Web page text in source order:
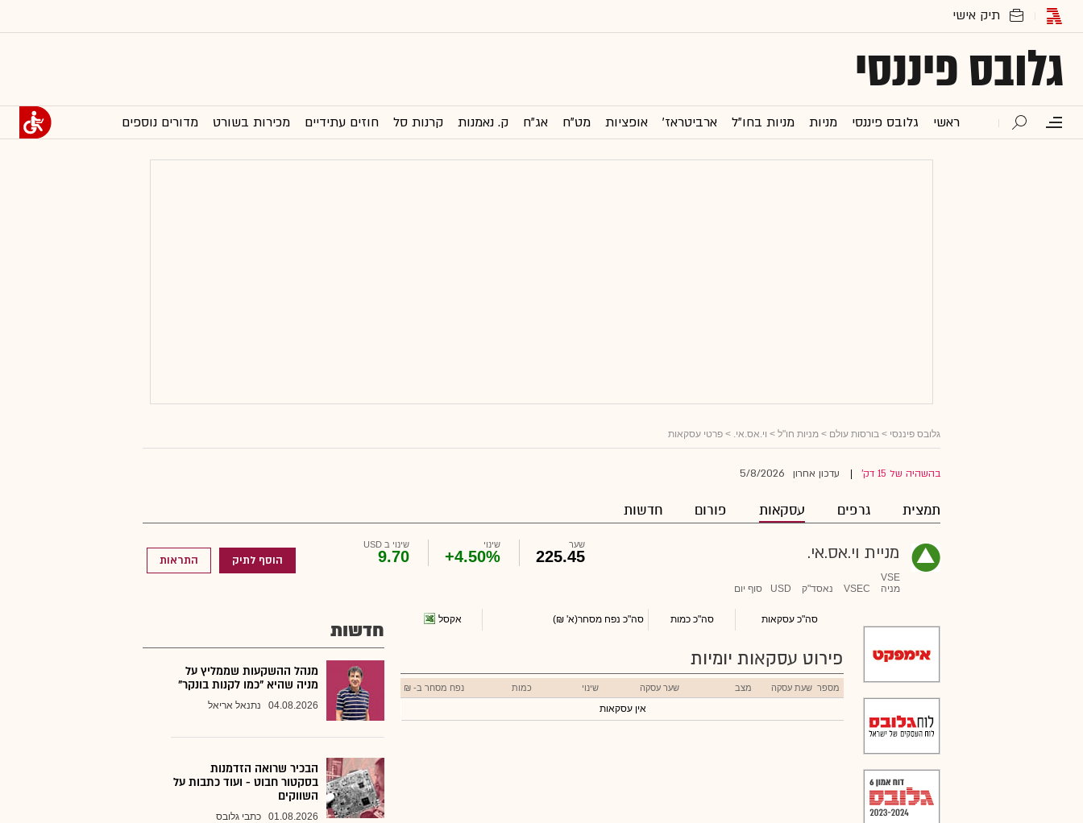
גלובס פיננסי
ראשי גלובס פיננסי מניות מניות בחו"ל ארביטראז' אופציות מט"ח אג"ח ק. נאמנות קרנות סל חוזים עתידיים מכירות בשורט מדורים נוספים
גלובס פיננסי > בורסות עולם > מניות חו"ל > וי.אס.אי. > פרטי עסקאות
בהשהיה של 15 דק' עדכון אחרון 5/8/2026
תמצית גרפים עסקאות פורום חדשות
מניית וי.אס.אי.
VSE
מניה
VSEC נאסד"ק USD סוף יום
שער
225.45
שינוי
+4.50%
שינוי ב USD
9.70 הוסף לתיק התראות
סה"כ עסקאות סה"כ כמות סה"כ נפח מסחר(א' ₪) אקסל
פירוט עסקאות יומיות
מספר שעת עסקה מצב שער עסקה שינוי כמות נפח מסחר ב- ₪
אין עסקאות
חדשות
מנהל ההשקעות שממליץ על
מניה שהיא "כמו לקנות בונקר"
04.08.2026 נתנאל אריאל
הבכיר שרואה הזדמנות
בסקטור חבוט - ועוד כתבות על
השווקים
01.08.2026 כתבי גלובס